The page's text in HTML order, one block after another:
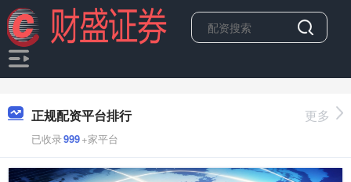
正规配资平台排行
已收录999+家平台
更多